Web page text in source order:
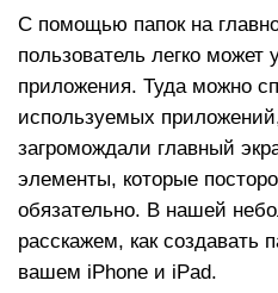
С помощью папок на
пользователь легко может
приложения. Туда можно
используемых
загромождали главный
элементы, которые
обязательно. В нашей
расскажем, как создавать
вашем iPhone и iPad.